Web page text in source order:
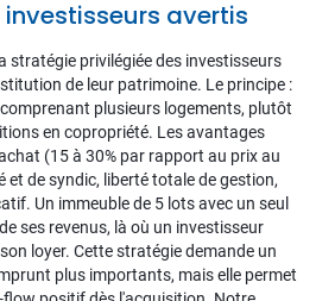
avertis
stratégie privilégiée des investisseurs
de leur patrimoine. Le principe :
plusieurs logements, plutôt
en copropriété. Les avantages
(15 à 30% par rapport au prix au
et de syndic, liberté totale de gestion,
Un immeuble de 5 lots avec un seul
ses revenus, là où un investisseur
loyer. Cette stratégie demande un
plus importants, mais elle permet